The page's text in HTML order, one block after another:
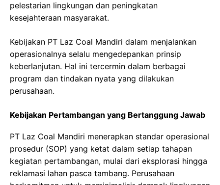
pelestarian lingkungan dan peningkatan
kesejahteraan masyarakat.
Kebijakan PT Laz Coal Mandiri dalam menjalankan
operasionalnya selalu mengedepankan prinsip
keberlanjutan. Hal ini tercermin dalam berbagai
program dan tindakan nyata yang dilakukan
perusahaan.
Kebijakan Pertambangan yang Bertanggung Jawab
PT Laz Coal Mandiri menerapkan standar operasional
prosedur (SOP) yang ketat dalam setiap tahapan
kegiatan pertambangan, mulai dari eksplorasi hingga
reklamasi lahan pasca tambang. Perusahaan